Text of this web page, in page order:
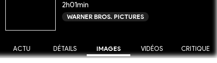
2h01min
WARNER BROS. PICTURES
ACTU DÉTAILS IMAGES VIDÉOS CRITIQUE